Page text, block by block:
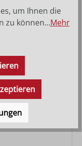
um Ihnen die
zu können...Mehr